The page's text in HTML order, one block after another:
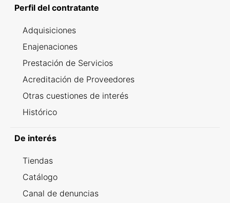
Perfil del contratante
Adquisiciones
Enajenaciones
Prestación de Servicios
Acreditación de Proveedores
Otras cuestiones de interés
Histórico
De interés
Tiendas
Catálogo
Canal de denuncias